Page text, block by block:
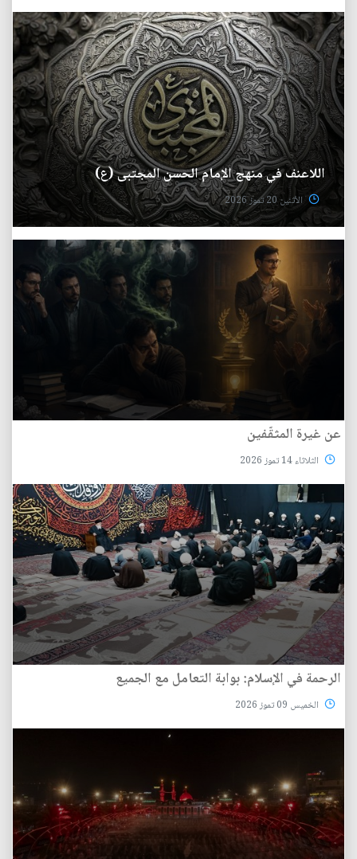
اللاعنف في منهج الإمام الحسن المجتبى (ع)
الأثنين 20 تموز 2026
عن غيرة المثقّفين
الثلاثاء 14 تموز 2026
الرحمة في الإسلام: بوابة التعامل مع الجميع
الخميس 09 تموز 2026